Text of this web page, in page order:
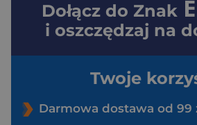
Dołącz do Znak
i oszczędzaj na
Twoje
Darmowa dostawa od 99